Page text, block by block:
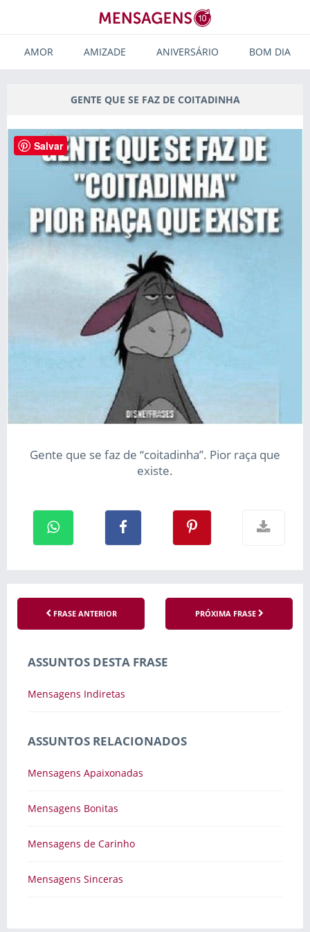
AMOR AMIZADE ANIVERSÁRIO BOM DIA
GENTE QUE SE FAZ DE COITADINHA
Gente que se faz de “coitadinha”. Pior raça que
existe.
FRASE ANTERIOR PRÓXIMA FRASE
ASSUNTOS DESTA FRASE
Mensagens Indiretas
ASSUNTOS RELACIONADOS
Mensagens Apaixonadas
Mensagens Bonitas
Mensagens de Carinho
Mensagens Sinceras
Salvar